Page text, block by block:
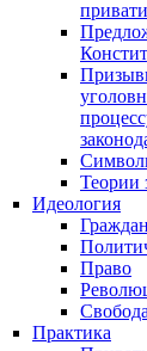
Теории
Идеология
Право
Практика